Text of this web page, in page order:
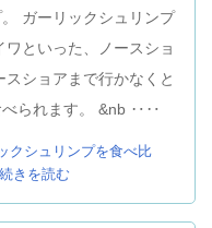
ガーリックシュリンプ
といった、ノースショ
ショアまで行かなくと
べられます。 &nb ‥‥
クシュリンプを食べ比
きを読む